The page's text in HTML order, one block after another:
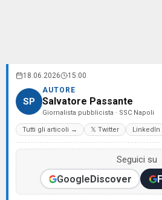
18.06.2026 15:00
SP
AUTORE
Salvatore Passante
Giornalista pubblicista · SSC Napoli
Tutti gli articoli → 𝕏 Twitter LinkedIn
Seguici su
GoogleDiscover